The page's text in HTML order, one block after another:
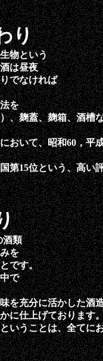
り
物という
は昼夜
でなければ
を
、麹蓋、麹箱、酒槽
いて、昭和60，平
15位という、高い
酒類
を
です。
で
充分に活かした酒
に仕上げております
うことは、全てに